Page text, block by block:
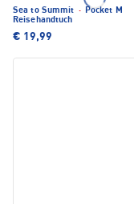
Sea to Summit · Pocket M
Reisehandtuch
€ 19,99